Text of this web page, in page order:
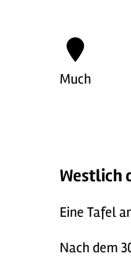
Much
Westlich
Eine Tafel
Nach dem